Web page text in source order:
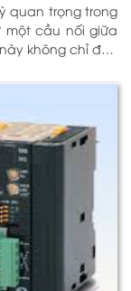
quan trọng trong
cầu nối giữa
không chỉ đơn
động của các
cũng như
nghệ hiện đại,
nhanh chóng,
độ an toàn cho